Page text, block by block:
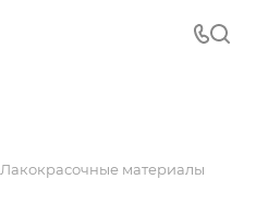
Лакокрасочные материалы